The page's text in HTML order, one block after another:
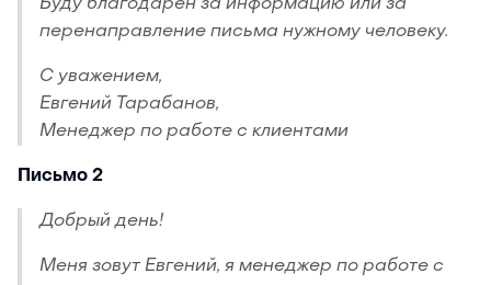
Буду благодарен за информацию или за
перенаправление письма нужному человеку.
С уважением,
Евгений Тарабанов,
Менеджер по работе с клиентами
Письмо 2
Добрый день!
Меня зовут Евгений, я менеджер по работе с